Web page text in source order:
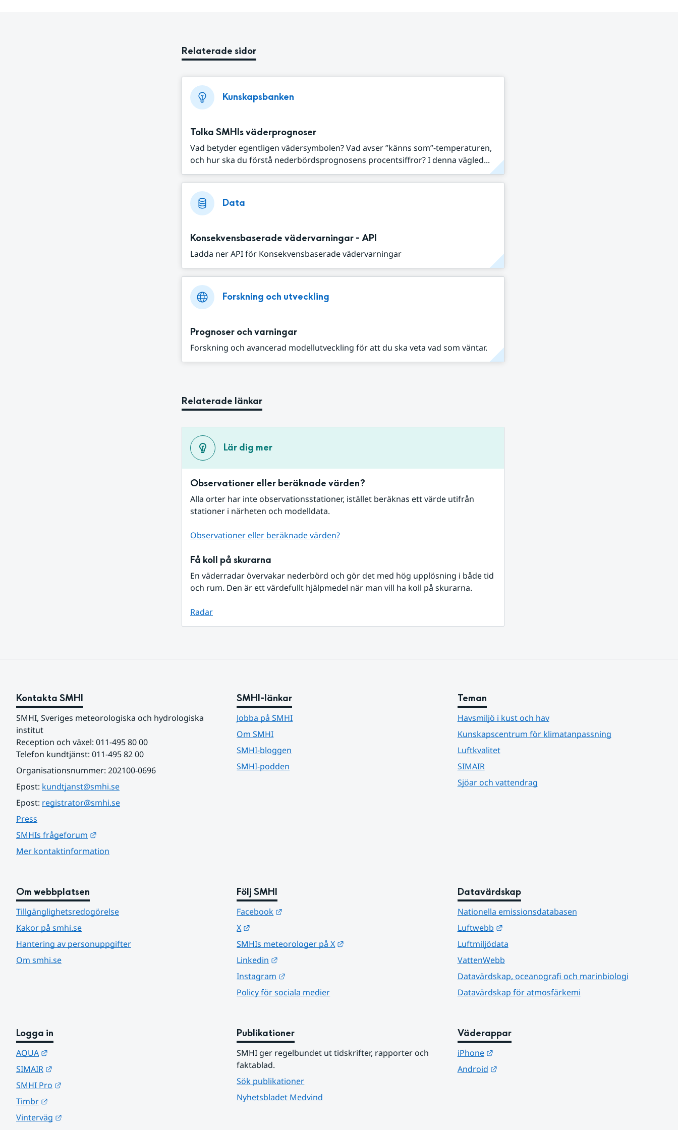
Relaterade sidor
Kunskapsbanken
Tolka SMHIs väderprognoser
Vad betyder egentligen vädersymbolen? Vad avser ”känns som”-temperaturen,
och hur ska du förstå nederbördsprognosens procentsiffror? I denna vägled...
Data
Konsekvensbaserade vädervarningar - API
Ladda ner API för Konsekvensbaserade vädervarningar
Forskning och utveckling
Prognoser och varningar
Forskning och avancerad modellutveckling för att du ska veta vad som väntar.
Relaterade länkar
Lär dig mer
Observationer eller beräknade värden?
Alla orter har inte observationsstationer, istället beräknas ett värde utifrån
stationer i närheten och modelldata.
Observationer eller beräknade värden?
Få koll på skurarna
En väderradar övervakar nederbörd och gör det med hög upplösning i både tid
och rum. Den är ett värdefullt hjälpmedel när man vill ha koll på skurarna.
Radar
Kontakta SMHI
SMHI, Sveriges meteorologiska och hydrologiska
institut
Reception och växel: 011-495 80 00
Telefon kundtjänst: 011-495 82 00
Organisationsnummer: 202100-0696
Epost: kundtjanst@smhi.se
Epost: registrator@smhi.se
Press
SMHIs frågeforum
Mer kontaktinformation
SMHI-länkar
Jobba på SMHI
Om SMHI
SMHI-bloggen
SMHI-podden
Teman
Havsmiljö i kust och hav
Kunskapscentrum för klimatanpassning
Luftkvalitet
SIMAIR
Sjöar och vattendrag
Om webbplatsen
Tillgänglighetsredogörelse
Kakor på smhi.se
Hantering av personuppgifter
Om smhi.se
Följ SMHI
Facebook
X
SMHIs meteorologer på X
Linkedin
Instagram
Policy för sociala medier
Datavärdskap
Nationella emissionsdatabasen
Luftwebb
Länk till annan webbplats.
Luftmiljödata
VattenWebb
Datavärdskap, oceanografi och marinbiologi
Datavärdskap för atmosfärkemi
Logga in
AQUA
SIMAIR
SMHI Pro
Timbr
Vinterväg
Publikationer
SMHI ger regelbundet ut tidskrifter, rapporter och
faktablad.
Sök publikationer
Nyhetsbladet Medvind
Väderappar
iPhone
Länk till annan webbplats.
Android
Länk till annan webbplats.